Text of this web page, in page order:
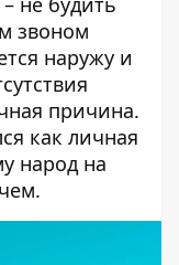
звоном
наружу и
причина.
как личная
народ на